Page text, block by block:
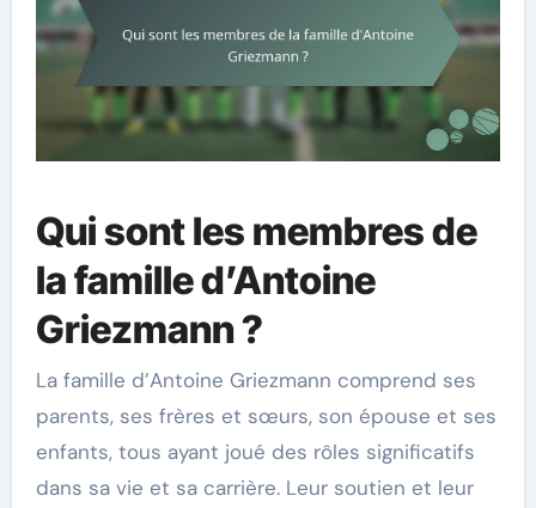
Qui sont les membres de
la famille d’Antoine
Griezmann ?
La famille d’Antoine Griezmann comprend ses
parents, ses frères et sœurs, son épouse et ses
enfants, tous ayant joué des rôles significatifs
dans sa vie et sa carrière. Leur soutien et leur